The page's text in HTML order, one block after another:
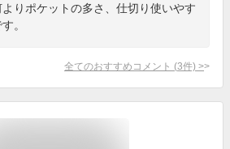
りポケットの多さ、仕切り使いやす
。
全てのおすすめコメント (3件) >